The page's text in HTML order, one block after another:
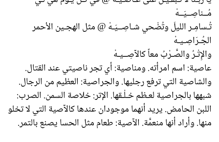
مُــناصِــيَــهْ
تُـسامِـر الليلَ وتُضْحي شـاصِــيَـهْ @ مثل الهجـين الأحمر
الجُـرَاصِـيـهْ
والإِتْـرُ والصَّـرْبُ معاً كالآصِــيـهْ
عاصية: اسم امرأته. ومناصية: أي تجر ناصيتي عند القتال.
والشاصية التي ترفع رجليها. والجراصية: العظيم من الرجال.
شبهها بالجراصية لعـظم خـلْـقها. الإتر: خلاصة السمن. الصرب:
اللبن الحامض. يريد أنهما موجودان عندها كالآصية التي لا تخلو
منها. وأراد أنها منعمَّة. الآصية: طعام مثل الحسا يصنع بالتمر.